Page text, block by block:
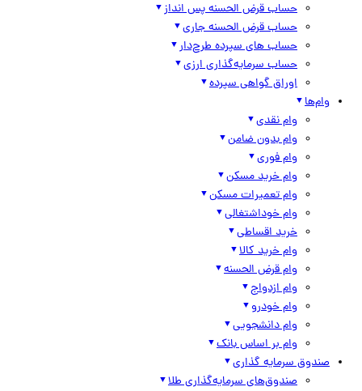
حساب قرض الحسنه پس انداز
حساب قرض الحسنه جاری
حساب های سپرده طرح‌دار
حساب سرمایه‌گذاری ارزی
اوراق گواهی سپرده
وام‌ها
وام نقدی
وام بدون ضامن
وام فوری
وام خرید مسکن
وام تعمیرات مسکن
وام خوداشتغالی
خرید اقساطی
وام خرید کالا
وام قرض الحسنه
وام ازدواج
وام خودرو
وام دانشجویی
وام بر اساس بانک
صندوق سرمایه گذاری
صندوق‌های سرمایه‌گذاری طلا